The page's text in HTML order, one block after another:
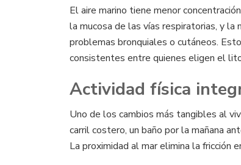
El aire marino tiene menor
la mucosa de las vías respiratorias, y
problemas bronquiales o cutáneos.
consistentes entre quienes eligen el
Actividad física
Uno de los cambios más tangibles al
carril costero, un baño por la mañana
La proximidad al mar elimina la fricción